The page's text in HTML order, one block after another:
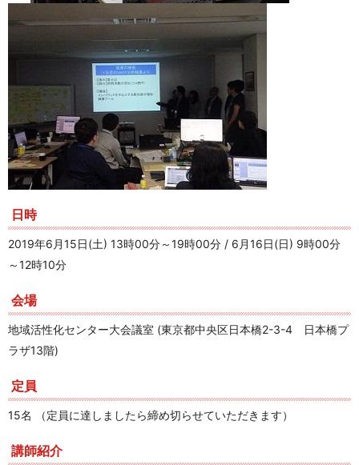
日時
2019年6月15日(土) 13時00分～19時00分 / 6月16日(日) 9時00分
～12時10分
会場
地域活性化センター大会議室 (東京都中央区日本橋2-3-4 日本橋プ
ラザ13階)
定員
15名 （定員に達しましたら締め切らせていただきます）
講師紹介